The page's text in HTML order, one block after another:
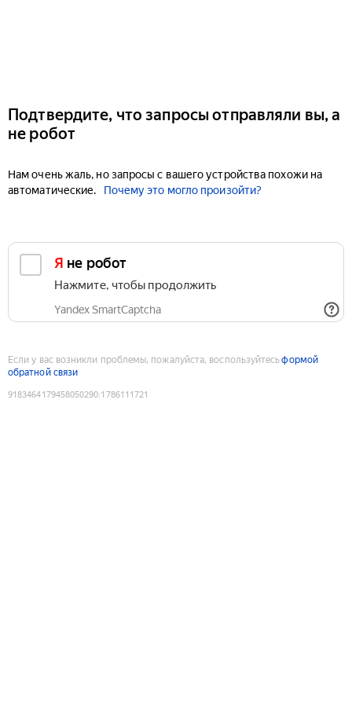
Подтвердите, что запросы отправляли вы, а
не робот
Нам очень жаль, но запросы с вашего устройства похожи на
автоматические.
Почему это могло произойти?
Я не робот
Нажмите, чтобы продолжить
Yandex SmartCaptcha
Если у вас возникли проблемы, пожалуйста, воспользуйтесьформой
обратной связи
9183464179458050290:1786111721